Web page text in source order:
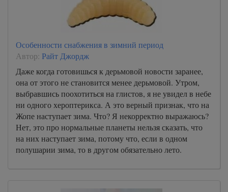
Особенности снабжения в зимний период
Автор: Райт Джордж
Даже когда готовишься к дерьмовой новости заранее,
она от этого не становится менее дерьмовой. Утром,
выбравшись поохотиться на глистов, я не увидел в небе
ни одного хероптерикса. А это верный признак, что на
Жопе наступает зима. Что? Я некорректно выражаюсь?
Нет, это про нормальные планеты нельзя сказать, что
на них наступает зима, потому что, если в одном
полушарии зима, то в другом обязательно лето.